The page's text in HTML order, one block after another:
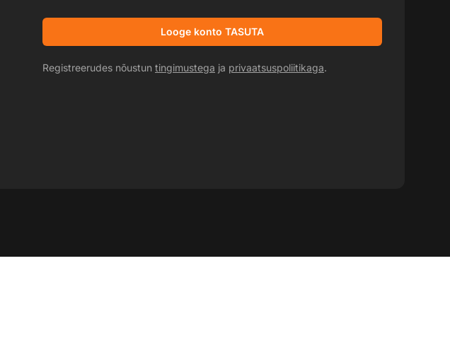
Looge konto TASUTA
Registreerudes nõustun tingimustega ja privaatsuspoliitikaga.